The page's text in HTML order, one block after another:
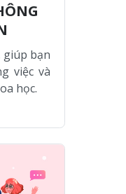
giúp bạn
việc và
học.